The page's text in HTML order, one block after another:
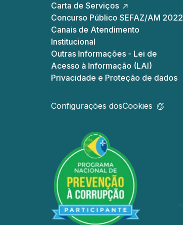
Carta de Serviços
Concurso Público SEFAZ/AM 2022
Canais de Atendimento
Institucional
Outras Informações - Lei de
Acesso à Informação (LAI)
Privacidade e Proteção de dados
Configurações dosCookies